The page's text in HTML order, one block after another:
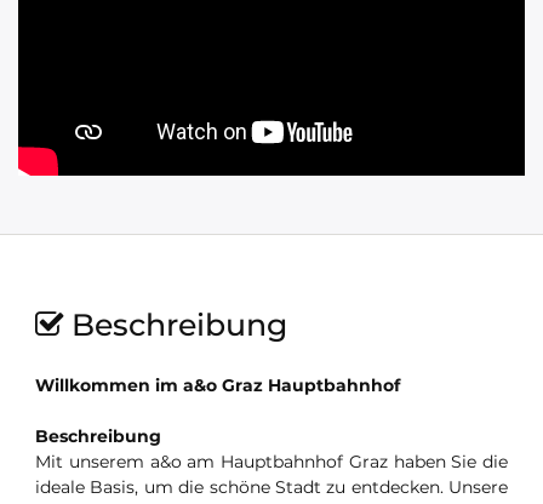
Beschreibung
Willkommen im a&o Graz Hauptbahnhof
Beschreibung
Mit unserem a&o am Hauptbahnhof Graz haben Sie die
ideale Basis, um die schöne Stadt zu entdecken. Unsere